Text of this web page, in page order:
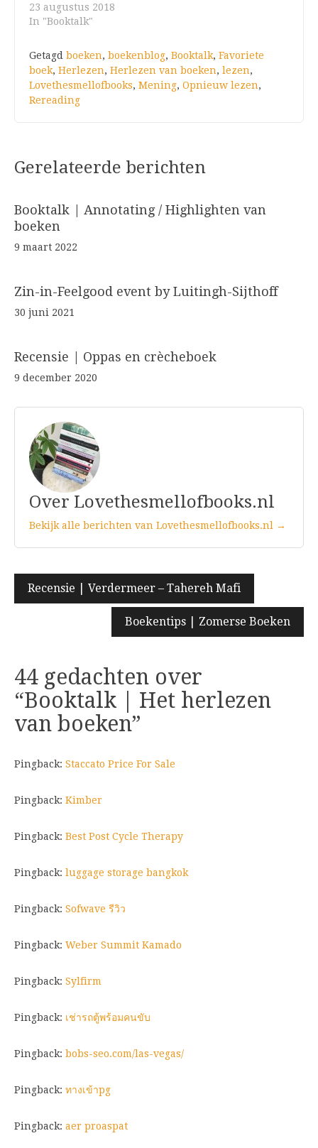
23 augustus 2018
In "Booktalk"
Getagd boeken, boekenblog, Booktalk, Favoriete
boek, Herlezen, Herlezen van boeken, lezen,
Lovethesmellofbooks, Mening, Opnieuw lezen,
Rereading
Gerelateerde berichten
Booktalk | Annotating / Highlighten van
boeken
9 maart 2022
Zin-in-Feelgood event by Luitingh-Sijthoff
30 juni 2021
Recensie | Oppas en crècheboek
9 december 2020
Over Lovethesmellofbooks.nl
Bekijk alle berichten van Lovethesmellofbooks.nl →
Bericht
navigatie
Recensie | Verdermeer – Tahereh Mafi
Boekentips | Zomerse Boeken
44 gedachten over
“Booktalk | Het herlezen
van boeken”
Pingback: Staccato Price For Sale
Pingback: Kimber
Pingback: Best Post Cycle Therapy
Pingback: luggage storage bangkok
Pingback: Sofwave รีวิว
Pingback: Weber Summit Kamado
Pingback: Sylfirm
Pingback: เช่ารถตู้พร้อมคนขับ
Pingback: bobs-seo.com/las-vegas/
Pingback: ทางเข้าpg
Pingback: aer proaspat